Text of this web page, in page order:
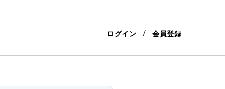
ログイン 会員登録